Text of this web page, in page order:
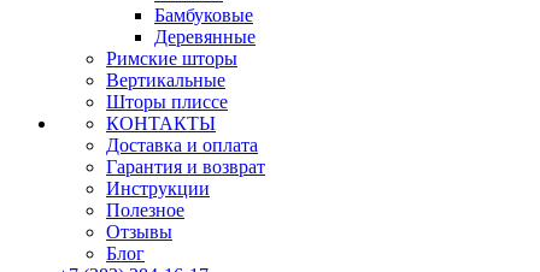
Бамбуковые
Деревянные
Римские шторы
Вертикальные
Шторы плиссе
КОНТАКТЫ
Доставка и оплата
Гарантия и возврат
Инструкции
Полезное
Отзывы
Блог